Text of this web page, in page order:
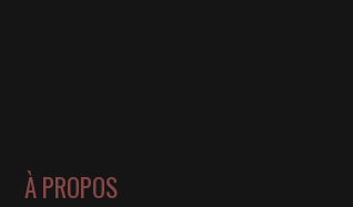
À PROPOS